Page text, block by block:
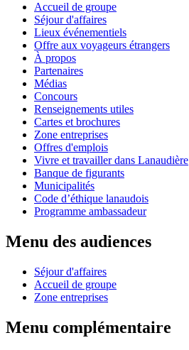
Accueil de groupe
Séjour d'affaires
Lieux événementiels
Offre aux voyageurs étrangers
À propos
Partenaires
Médias
Concours
Renseignements utiles
Cartes et brochures
Zone entreprises
Offres d'emplois
Vivre et travailler dans Lanaudière
Banque de figurants
Municipalités
Code d’éthique lanaudois
Programme ambassadeur
Menu des audiences
Séjour d'affaires
Accueil de groupe
Zone entreprises
Menu complémentaire